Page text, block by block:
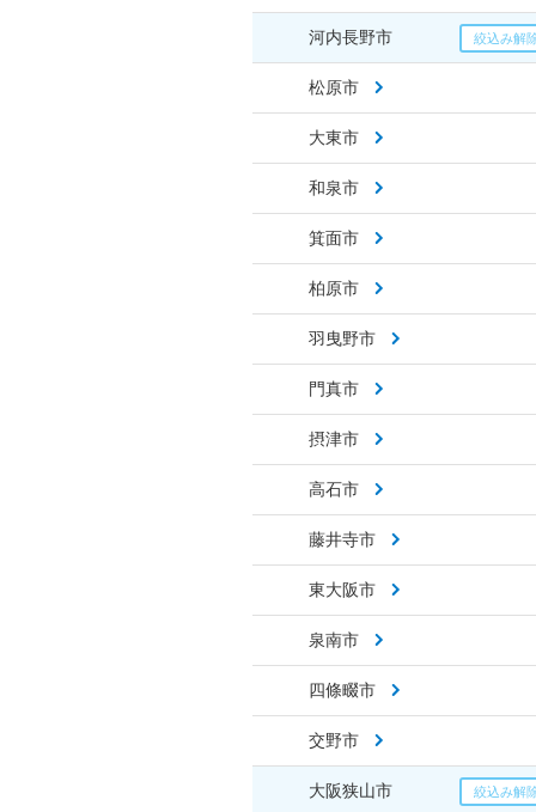
河内長野市
松原市
大東市
和泉市
箕面市
柏原市
羽曳野市
門真市
摂津市
高石市
藤井寺市
東大阪市
泉南市
四條畷市
交野市
大阪狭山市